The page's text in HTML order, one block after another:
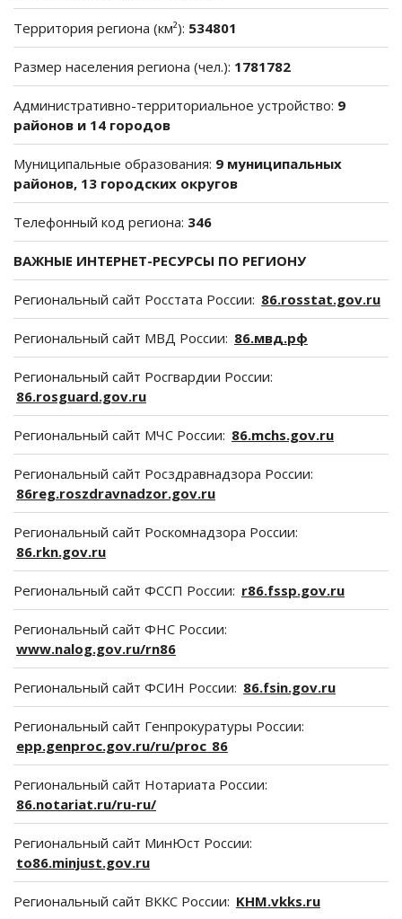
Территория региона (км²): 534801
Размер населения региона (чел.): 1781782
Административно-территориальное устройство: 9
районов и 14 городов
Муниципальные образования: 9 муниципальных
районов, 13 городских округов
Телефонный код региона: 346
ВАЖНЫЕ ИНТЕРНЕТ-РЕСУРСЫ ПО РЕГИОНУ
Региональный сайт Росстата России: 86.rosstat.gov.ru
Региональный сайт МВД России: 86.мвд.рф
Региональный сайт Росгвардии России:
86.rosguard.gov.ru
Региональный сайт МЧС России: 86.mchs.gov.ru
Региональный сайт Росздравнадзора России:
86reg.roszdravnadzor.gov.ru
Региональный сайт Роскомнадзора России:
86.rkn.gov.ru
Региональный сайт ФССП России: r86.fssp.gov.ru
Региональный сайт ФНС России:
www.nalog.gov.ru/rn86
Региональный сайт ФСИН России: 86.fsin.gov.ru
Региональный сайт Генпрокуратуры России:
epp.genproc.gov.ru/ru/proc_86
Региональный сайт Нотариата России:
86.notariat.ru/ru-ru/
Региональный сайт МинЮст России:
to86.minjust.gov.ru
Региональный сайт ВККС России: KHM.vkks.ru